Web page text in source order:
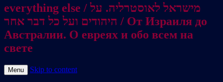
everything else / מישראל לאוסטרליה. על
היהודים ועל כל דבר אחר / От Израиля до
Австралии. О евреях и обо всем на
свете
Menu Skip to content